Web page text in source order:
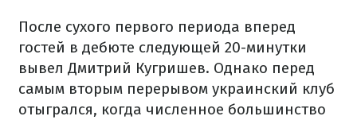
После сухого первого периода вперед
гостей в дебюте следующей 20-минутки
вывел Дмитрий Кугришев. Однако перед
самым вторым перерывом украинский клуб
отыгрался, когда численное большинство